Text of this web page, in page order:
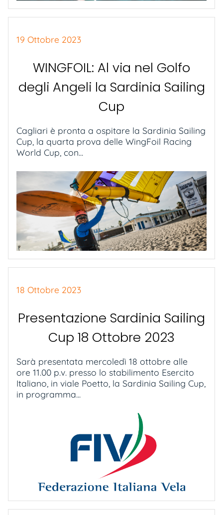
19 Ottobre 2023
WINGFOIL: Al via nel Golfo
degli Angeli la Sardinia Sailing
Cup
Cagliari è pronta a ospitare la Sardinia Sailing
Cup, la quarta prova delle WingFoil Racing
World Cup, con...
18 Ottobre 2023
Presentazione Sardinia Sailing
Cup 18 Ottobre 2023
Sarà presentata mercoledì 18 ottobre alle
ore 11.00 p.v. presso lo stabilimento Esercito
Italiano, in viale Poetto, la Sardinia Sailing Cup,
in programma...